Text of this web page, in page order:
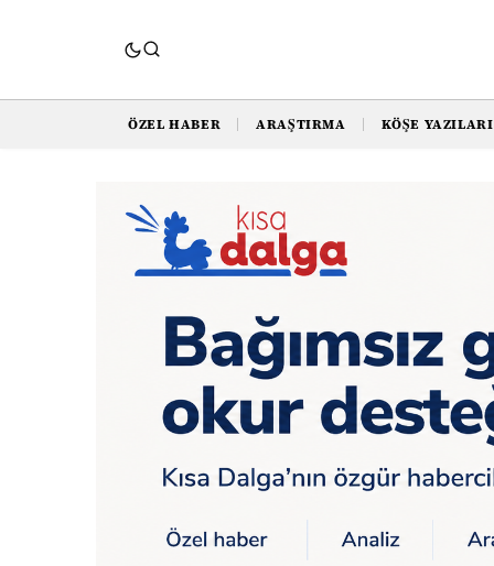
ÖZEL HABER ARAŞTIRMA KÖŞE YAZILARI